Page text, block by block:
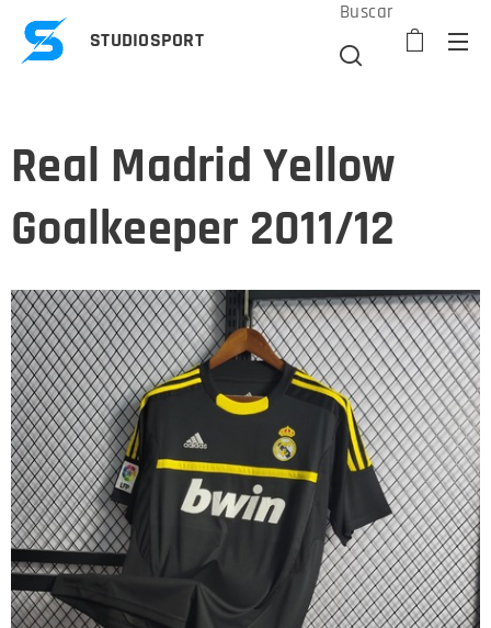
STUDIOSPORT
Buscar
Real Madrid Yellow
Goalkeeper 2011/12